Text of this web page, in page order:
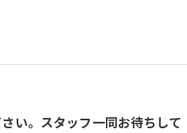
い。スタッフ一同お待ちして